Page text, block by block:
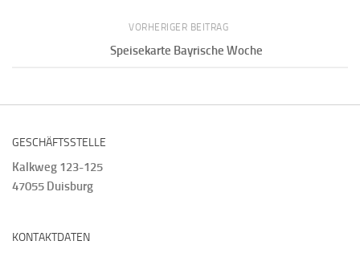
VORHERIGER BEITRAG
Speisekarte Bayrische Woche
GESCHÄFTSSTELLE
Kalkweg 123-125
47055 Duisburg
KONTAKTDATEN